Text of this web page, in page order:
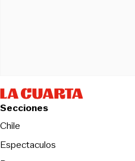
Secciones
Chile
Espectaculos